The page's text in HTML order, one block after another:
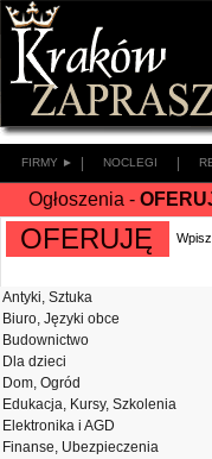
FIRMY ► NOCLEGI
Ogłoszenia -
OFERUJĘ
Antyki, Sztuka
Biuro, Języki obce
Budownictwo
Dla dzieci
Dom, Ogród
Edukacja, Kursy, Szkolenia
Elektronika i AGD
Finanse, Ubezpieczenia